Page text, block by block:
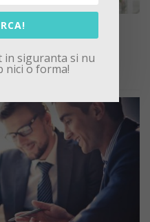
si depunerea
siguranta si nu
nici o forma!